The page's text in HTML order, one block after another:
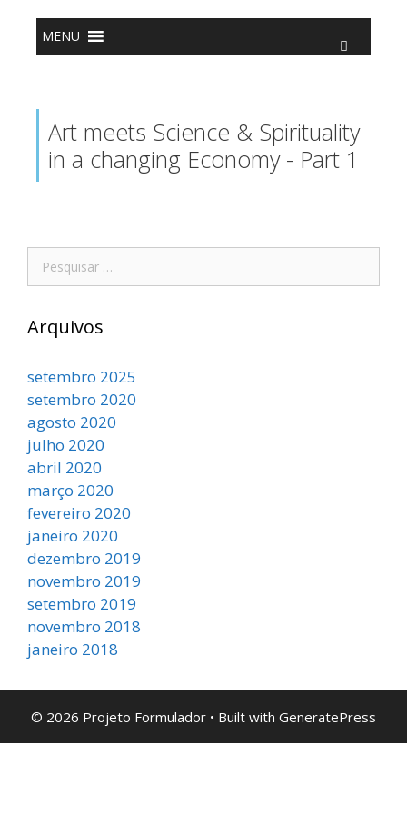
conteúdo
MENU
Art meets Science & Spirituality
in a changing Economy - Part 1
Arquivos
setembro 2025
setembro 2020
agosto 2020
julho 2020
abril 2020
março 2020
fevereiro 2020
janeiro 2020
dezembro 2019
novembro 2019
setembro 2019
novembro 2018
janeiro 2018
© 2026 Projeto Formulador • Built with GeneratePress